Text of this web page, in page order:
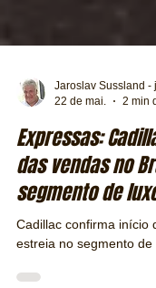
22 de mai.
2 min
Expressas:
das vendas no
segmento de